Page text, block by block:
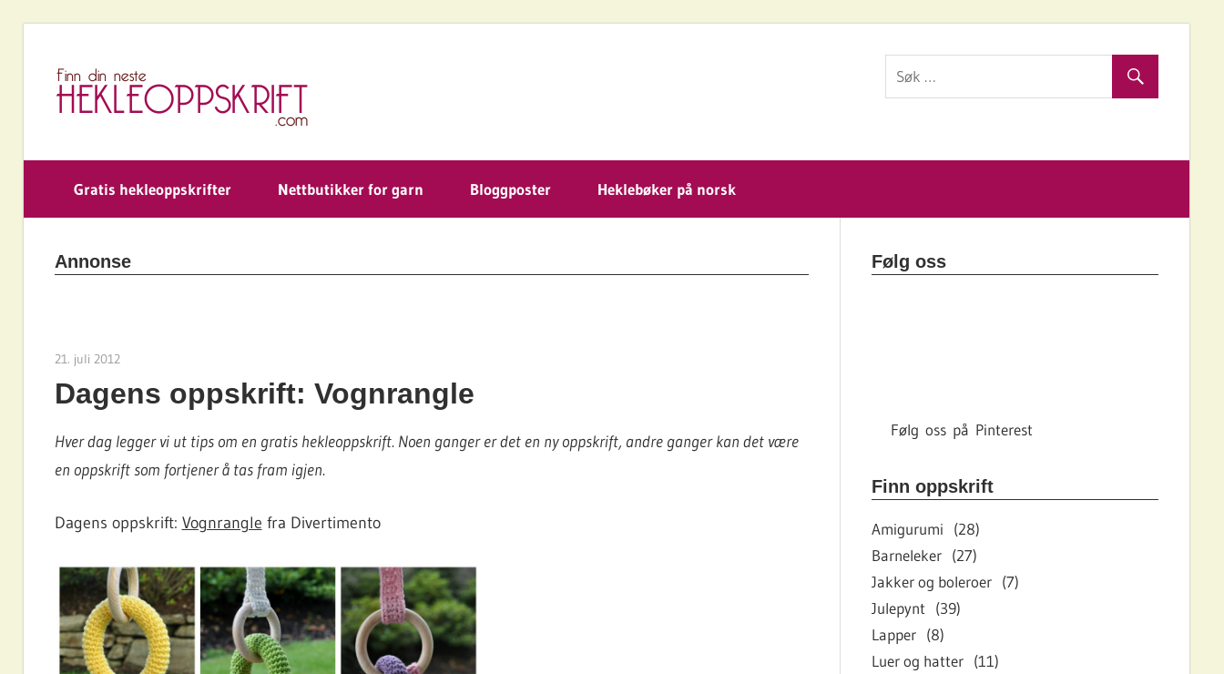
content
Gratis hekleoppskrifter Nettbutikker for garn Bloggposter Heklebøker på norsk
Annonse
21. juli 2012hekleoppskrift.com
Dagens oppskrift: Vognrangle
Hver dag legger vi ut tips om en gratis hekleoppskrift. Noen ganger er det en ny oppskrift, andre ganger kan det være
en oppskrift som fortjener å tas fram igjen.
Dagens oppskrift: Vognrangle fra Divertimento
Følg oss
Følg oss på Pinterest
Finn oppskrift
Amigurumi (28)
Barneleker (27)
Jakker og boleroer (7)
Julepynt (39)
Lapper (8)
Luer og hatter (11)